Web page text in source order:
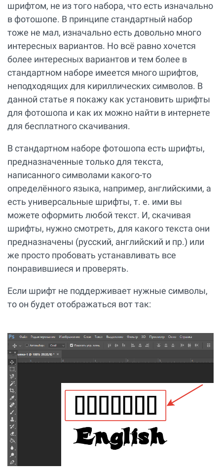
шрифтом, не из того набора, что есть изначально
в фотошопе. В принципе стандартный набор
тоже не мал, изначально есть довольно много
интересных вариантов. Но всё равно хочется
более интересных вариантов и тем более в
стандартном наборе имеется много шрифтов,
неподходящих для кириллических символов. В
данной статье я покажу как установить шрифты
для фотошопа и как их можно найти в интернете
для бесплатного скачивания.
В стандартном наборе фотошопа есть шрифты,
предназначенные только для текста,
написанного символами какого-то
определённого языка, например, английскими, а
есть универсальные шрифты, т. е. ими вы
можете оформить любой текст. И, скачивая
шрифты, нужно смотреть, для какого текста они
предназначены (русский, английский и пр.) или
же просто пробовать устанавливать все
понравившиеся и проверять.
Если шрифт не поддерживает нужные символы,
то он будет отображаться вот так: